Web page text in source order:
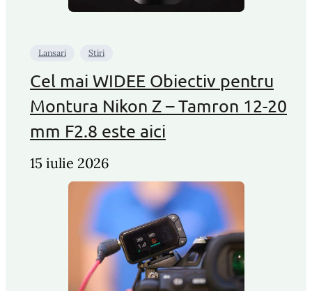
Lansari Stiri
Cel mai WIDEE Obiectiv pentru
Montura Nikon Z – Tamron 12-20
mm F2.8 este aici
15 iulie 2026